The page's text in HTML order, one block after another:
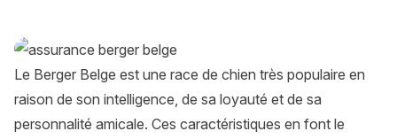
Le Berger Belge est une race de chien très populaire en
raison de son intelligence, de sa loyauté et de sa
personnalité amicale. Ces caractéristiques en font le